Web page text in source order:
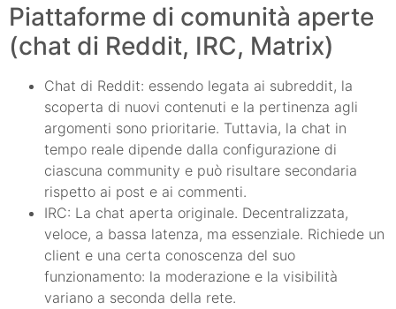
Piattaforme di comunità aperte
(chat di Reddit, IRC, Matrix)
Chat di Reddit: essendo legata ai subreddit, la
scoperta di nuovi contenuti e la pertinenza agli
argomenti sono prioritarie. Tuttavia, la chat in
tempo reale dipende dalla configurazione di
ciascuna community e può risultare secondaria
rispetto ai post e ai commenti.
IRC: La chat aperta originale. Decentralizzata,
veloce, a bassa latenza, ma essenziale. Richiede un
client e una certa conoscenza del suo
funzionamento: la moderazione e la visibilità
variano a seconda della rete.